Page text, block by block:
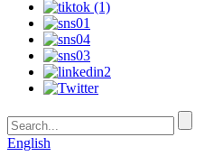
English